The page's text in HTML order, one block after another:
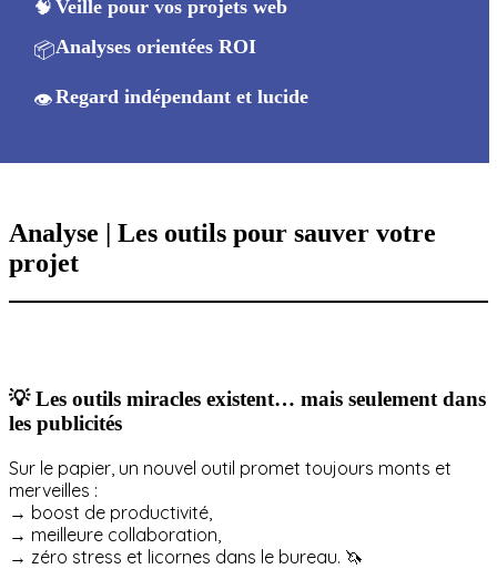
🧠 Veille pour vos projets web
📦Analyses orientées ROI
👁️Regard indépendant et lucide
Analyse | Les outils pour sauver votre
projet
💡 Les outils miracles existent… mais seulement dans
les publicités
Sur le papier, un nouvel outil promet toujours monts et
merveilles :
→ boost de productivité,
→ meilleure collaboration,
→ zéro stress et licornes dans le bureau. 🦄